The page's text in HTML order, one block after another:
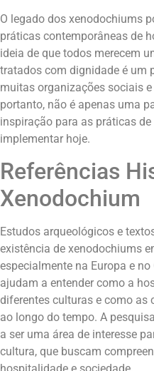
O legado dos xenodochiums
práticas contemporâneas de
ideia de que todos merecem
tratados com dignidade é um
muitas organizações sociais
portanto, não é apenas uma
inspiração para as práticas
implementar hoje.
Referências
Xenodochium
Estudos arqueológicos e
existência de xenodochiums
especialmente na Europa e
ajudam a entender como a
diferentes culturas e como as
ao longo do tempo. A
a ser uma área de interesse
cultura, que buscam